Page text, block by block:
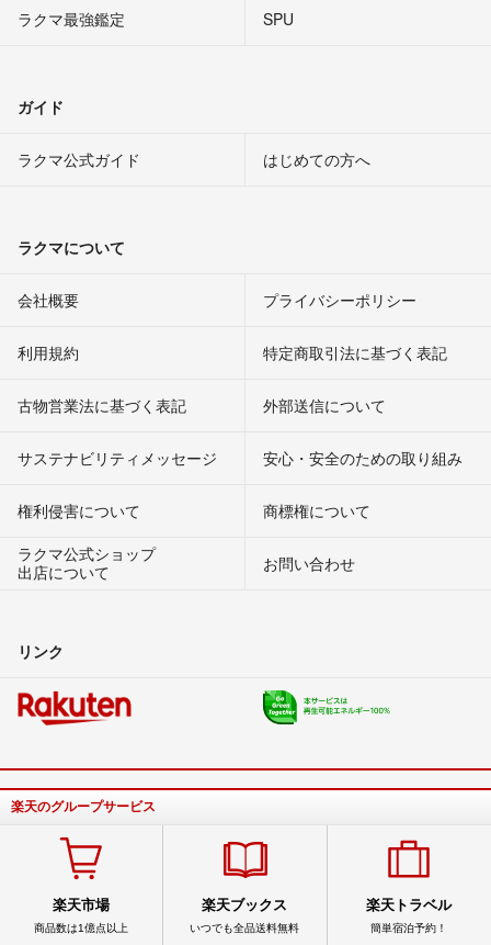
ラクマ最強鑑定
SPU
ガイド
ラクマ公式ガイド はじめての方へ
ラクマについて
会社概要 プライバシーポリシー
利用規約 特定商取引法に基づく表記
古物営業法に基づく表記 外部送信について
サステナビリティメッセージ 安心・安全のための取り組み
権利侵害について
商標権について
ラクマ公式ショップ
出店について
お問い合わせ
リンク
楽天のグループサービス
楽天市場
商品数は1億点以上
楽天ブックス
いつでも全品送料無料
楽天トラベル
簡単宿泊予約！